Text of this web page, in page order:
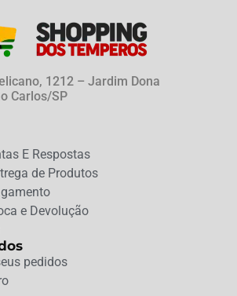
1212 – Jardim Dona
Carlos/SP
E Respostas
de Produtos
e Devolução
pedidos